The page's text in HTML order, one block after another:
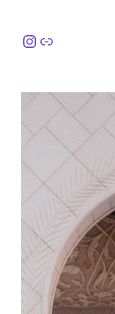
Instagram
링크